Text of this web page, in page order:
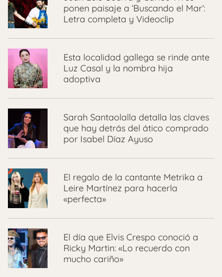
ponen paisaje a ‘Buscando el Mar’:
Letra completa y Videoclip
Esta localidad gallega se rinde ante
Luz Casal y la nombra hija
adoptiva
Sarah Santaolalla detalla las claves
que hay detrás del ático comprado
por Isabel Díaz Ayuso
El regalo de la cantante Metrika a
Leire Martínez para hacerla
«perfecta»
El día que Elvis Crespo conoció a
Ricky Martin: «Lo recuerdo con
mucho cariño»